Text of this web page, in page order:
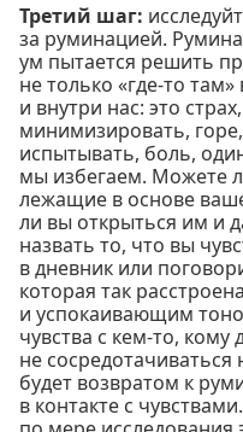
Третий шаг:
за руминацией.
ум пытается решить
не только «где-то
и внутри нас: это
минимизировать,
испытывать, боль,
мы избегаем. Можете
лежащие в основе
ли вы открыться им и
назвать то, что вы
в дневник или
которая так
и успокаивающим
чувства с кем-то, кому
не
будет возвратом к
в контакте с